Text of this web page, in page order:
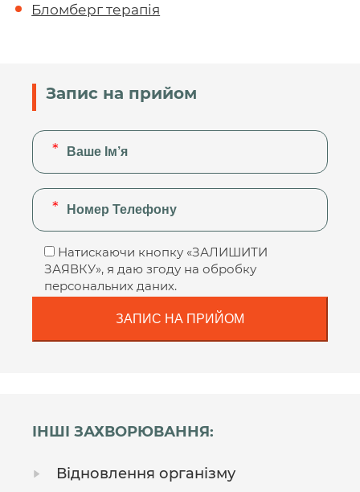
Бломберг терапія
Запис на прийом
Натискаючи кнопку «ЗАЛИШИТИ
ЗАЯВКУ», я даю згоду на обробку
персональних даних.
ІНШІ ЗАХВОРЮВАННЯ:
Відновлення організму